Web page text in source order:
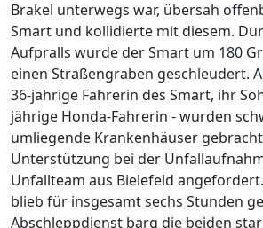
Brakel unterwegs war, übersah
Smart und kollidierte mit diesem.
Aufpralls wurde der Smart um 180
einen Straßengraben geschleudert.
36-jährige Fahrerin des Smart, ihr
jährige Honda-Fahrerin - wurden
umliegende Krankenhäuser
Unterstützung bei der
Unfallteam aus Bielefeld
blieb für insgesamt sechs Stunden
Abschleppdienst barg die beiden